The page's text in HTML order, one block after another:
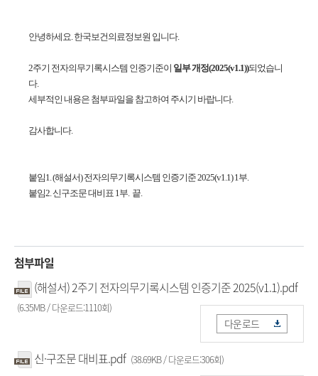
Health
Information
Service
안녕하세요. 한국보건의료정보원 입니다.
2주기 전자의무기록시스템 인증기준이 일부 개정(2025(v1.1))되었습니
다.
세부적인 내용은 첨부파일을 참고하여 주시기 바랍니다.
감사합니다.
붙임1.(해설서) 전자의무기록시스템 인증기준 2025(v1.1) 1부.
붙임2.신구조문 대비표 1부. 끝.
첨부파일
(해설서) 2주기 전자의무기록시스템 인증기준 2025(v1.1).pdf
(6.35MB / 다운로드:1110회)
다운로드
신·구조문 대비표.pdf (38.69KB / 다운로드:306회)